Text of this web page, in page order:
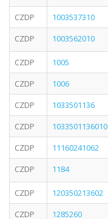
CZDP 1003537310
CZDP
1003562010
CZDP 1005
CZDP
1006
CZDP
1033501136
CZDP
1033501136010
CZDP
11160241062
CZDP
1184
CZDP 120350213602
CZDP
1285260